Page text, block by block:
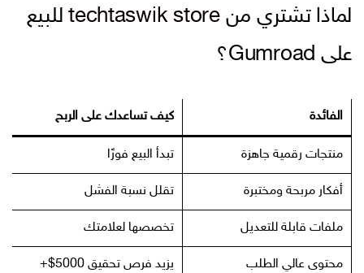
لماذا تشتري من techtaswik store
للبيع
على Gumroad؟
الفائدة كيف تساعدك على الربح
منتجات رقمية جاهزة تبدأ البيع فورًا
أفكار مربحة ومختبرة تقلل نسبة الفشل
ملفات قابلة للتعديل تخصصها لعلامتك
محتوى عالي الطلب يزيد فرص تحقيق 5000$+